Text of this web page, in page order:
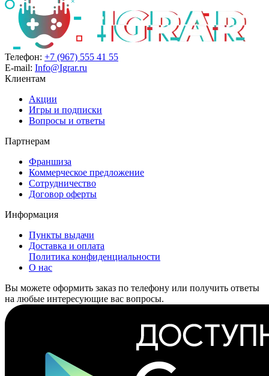
Телефон: +7 (967) 555 41 55
E-mail: Info@Igrar.ru
Клиентам
Акции
Игры и подписки
Вопросы и ответы
Партнерам
Франшиза
Коммерческое предложение
Сотрудничество
Договор оферты
Информация
Пункты выдачи
Доставка и оплата
Политика конфиденциальности
О нас
Вы можете оформить заказ по телефону или получить ответы
на любые интересующие вас вопросы.